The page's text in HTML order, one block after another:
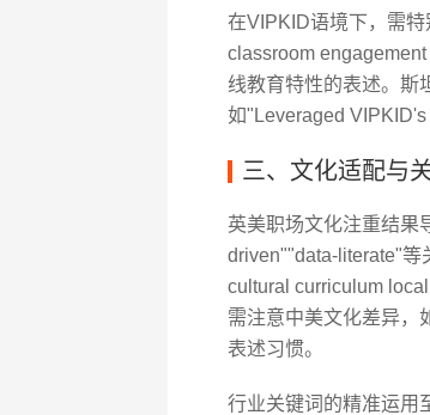
在VIPKID语境下，需
classroom
线教育特性的表述。斯
如"Leveraged VIPKID's
三、文化适配与
英美职场文化注重结果
driven""data-literate"等
cultural curriculum
需注意中美文化差异，
表述习惯。
行业关键词的精准运用